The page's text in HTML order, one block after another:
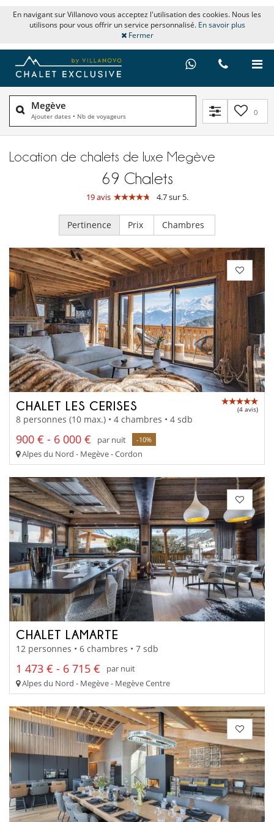
En navigant sur Villanovo vous acceptez l'utilisation des cookies. Nous les
utilisons pour vous offrir un service personnalisé. En savoir plus
Fermer
Megève
Ajouter dates • Nb de voyageurs 0
Location de chalets de luxe Megève
69 Chalets
19 avis 4.7 sur 5.
Pertinence Prix Chambres
CHALET LES CERISES (4 avis)
8 personnes (10 max.) • 4 chambres • 4 sdb
900 € - 6 000 € par nuit -10%
Alpes du Nord - Megève - Cordon
CHALET LAMARTE
12 personnes • 6 chambres • 7 sdb
1 473 € - 6 715 €
par nuit
Alpes du Nord - Megève - Megève Centre